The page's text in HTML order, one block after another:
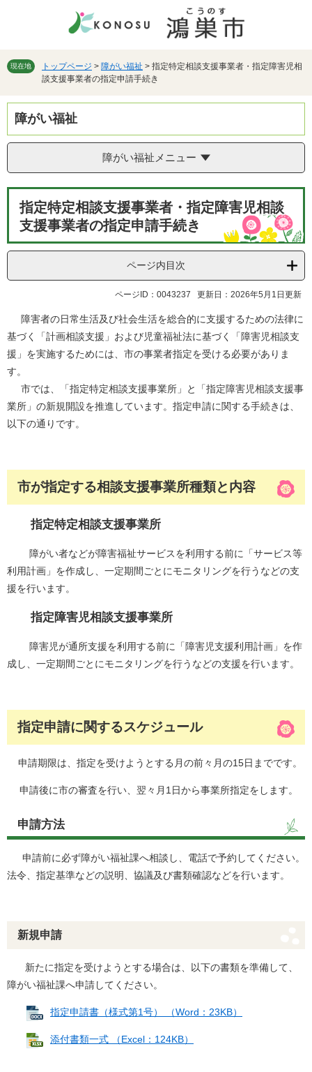
先
を
本
へ
現在地 トップページ > 障がい福祉 > 指定特定相談支援事業者・指定障害児相
談支援事業者の指定申請手続き
障がい福祉
障がい福祉メニュー
指定特定相談支援事業者・指定障害児相談
支援事業者の指定申請手続き
ページ内目次
ページID：0043237 更新日：2026年5月1日更新
障害者の日常生活及び社会生活を総合的に支援するための法律に
基づく「計画相談支援」および児童福祉法に基づく「障害児相談支
援」を実施するためには、市の事業者指定を受ける必要がありま
す。
市では、「指定特定相談支援事業所」と「指定障害児相談支援事
業所」の新規開設を推進しています。指定申請に関する手続きは、
以下の通りです。
市が指定する相談支援事業所種類と内容
指定特定相談支援事業所
障がい者などが障害福祉サービスを利用する前に「サービス等
利用計画」を作成し、一定期間ごとにモニタリングを行うなどの支
援を行います。
指定障害児相談支援事業所
障害児が通所支援を利用する前に「障害児支援利用計画」を作
成し、一定期間ごとにモニタリングを行うなどの支援を行います。
指定申請に関するスケジュール
申請期限は、指定を受けようとする月の前々月の15日までです。
申請後に市の審査を行い、翌々月1日から事業所指定をします。
申請方法
申請前に必ず障がい福祉課へ相談し、電話で予約してください。
法令、指定基準などの説明、協議及び書類確認などを行います。
新規申請
新たに指定を受けようとする場合は、以下の書類を準備して、
障がい福祉課へ申請してください。
指定申請書（様式第1号） （Word：23KB）
添付書類一式 （Excel：124KB）